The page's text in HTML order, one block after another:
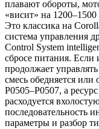
плавают обороты,
«висит» на
Это классика на
система управления
Control System
сбросе питания.
продолжает
смесь обедняется
P0505–P0507, а
расходуется
последовательность
параметры и разбор